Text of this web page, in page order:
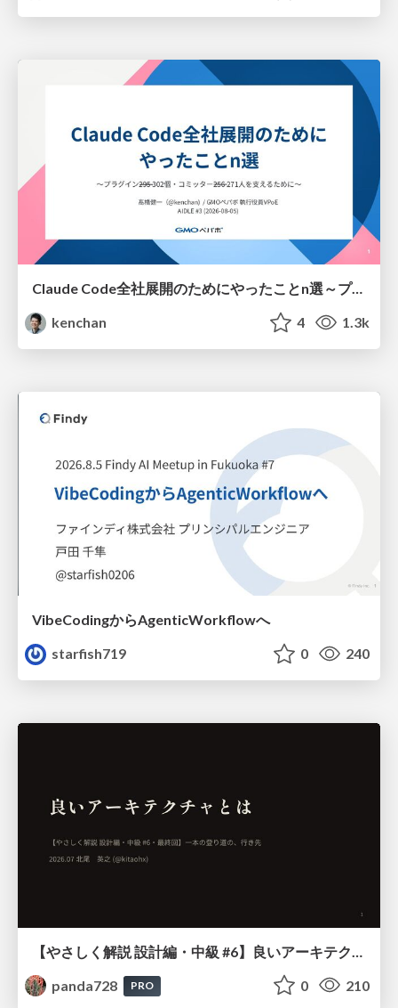
Claude Code全社展開のためにやったことn選～プラグイン302個・コミッター271人を支えるために～
kenchan
4 1.3k
VibeCodingからAgenticWorkflowへ
starfish719
0 240
panda728
PRO 0 210